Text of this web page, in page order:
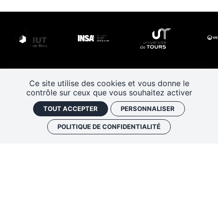
Ce site utilise des cookies et vous donne le
contrôle sur ceux que vous souhaitez activer
TOUT ACCEPTER PERSONNALISER
POLITIQUE DE CONFIDENTIALITÉ